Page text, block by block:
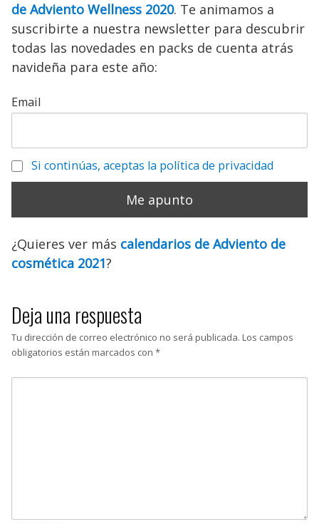
de Adviento Wellness 2020. Te animamos a
suscribirte a nuestra newsletter para descubrir
todas las novedades en packs de cuenta atrás
navideña para este año:
Email
Si continúas, aceptas la política de privacidad
¿Quieres ver más calendarios de Adviento de
cosmética 2021?
Deja una respuesta
Tu dirección de correo electrónico no será publicada. Los campos
obligatorios están marcados con *